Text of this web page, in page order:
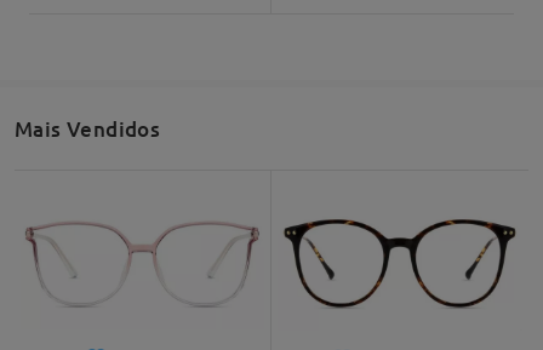
Mais Vendidos